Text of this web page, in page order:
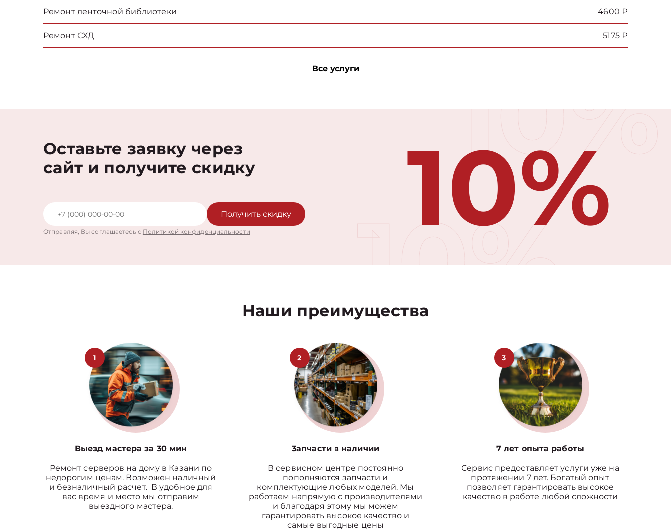
Ремонт ленточной библиотеки 4600 ₽
Ремонт СХД 5175 ₽
Все услуги
Оставьте заявку через
сайт и получите скидку
Получить скидку
Отправляя, Вы соглашаетесь с Политикой конфиденциальности 10%
10%
10%
Наши преимущества
1
Выезд мастера за 30 мин
Ремонт серверов на дому в Казани по
недорогим ценам. Возможен наличный
и безналичный расчет. В удобное для
вас время и место мы отправим
выездного мастера.
2
3апчасти в наличии
В сервисном центре постоянно
пополняются запчасти и
комплектующие любых моделей. Мы
работаем напрямую с производителями
и благодаря этому мы можем
гарантировать высокое качество и
самые выгодные цены
3
7 лет опыта работы
Сервис предоставляет услуги уже на
протяжении 7 лет. Богатый опыт
позволяет гарантировать высокое
качество в работе любой сложности